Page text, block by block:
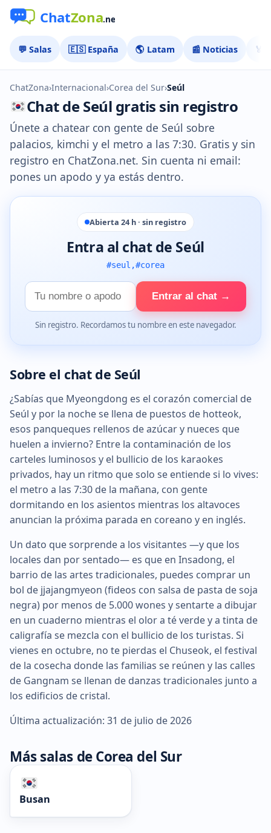
💬 Salas 🇪🇸 España 🌎 Latam 📰 Noticias 🏅
ChatZona›Internacional›Corea del Sur›Seúl
Chat de Seúl gratis sin registro
Únete a chatear con gente de Seúl sobre
palacios, kimchi y el metro a las 7:30. Gratis y sin
registro en ChatZona.net. Sin cuenta ni email:
pones un apodo y ya estás dentro.
Abierta 24 h · sin registro
Entra al chat de Seúl
#seul,#corea
Tu
nombre
Entrar al chat →
Sin registro. Recordamos tu nombre en este navegador.
Sobre el chat de Seúl
¿Sabías que Myeongdong es el corazón comercial de
Seúl y por la noche se llena de puestos de hotteok,
esos panqueques rellenos de azúcar y nueces que
huelen a invierno? Entre la contaminación de los
carteles luminosos y el bullicio de los karaokes
privados, hay un ritmo que solo se entiende si lo vives:
el metro a las 7:30 de la mañana, con gente
dormitando en los asientos mientras los altavoces
anuncian la próxima parada en coreano y en inglés.
Un dato que sorprende a los visitantes —y que los
locales dan por sentado— es que en Insadong, el
barrio de las artes tradicionales, puedes comprar un
bol de jjajangmyeon (fideos con salsa de pasta de soja
negra) por menos de 5.000 wones y sentarte a dibujar
en un cuaderno mientras el olor a té verde y a tinta de
caligrafía se mezcla con el bullicio de los turistas. Si
vienes en octubre, no te pierdas el Chuseok, el festival
de la cosecha donde las familias se reúnen y las calles
de Gangnam se llenan de danzas tradicionales junto a
los edificios de cristal.
Última actualización: 31 de julio de 2026
Más salas de Corea del Sur
Busan